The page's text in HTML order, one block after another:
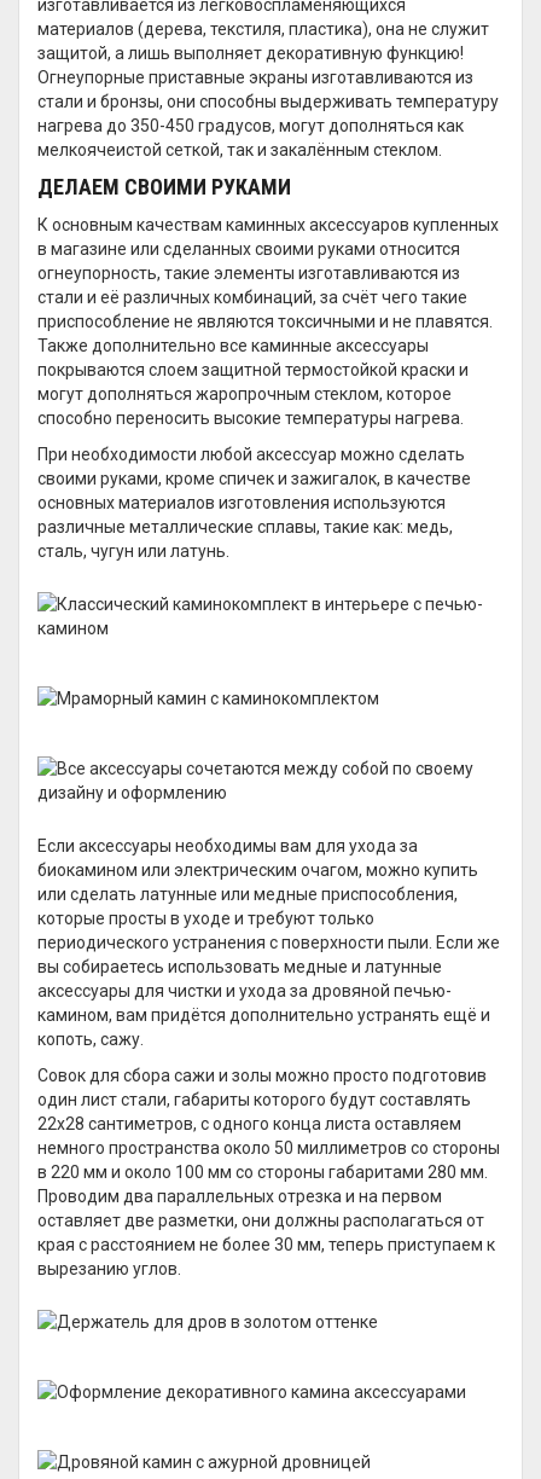
изготавливается из легковоспламеняющихся
материалов (дерева, текстиля, пластика), она не служит
защитой, а лишь выполняет декоративную функцию!
Огнеупорные приставные экраны изготавливаются из
стали и бронзы, они способны выдерживать температуру
нагрева до 350-450 градусов, могут дополняться как
мелкоячеистой сеткой, так и закалённым стеклом.
ДЕЛАЕМ СВОИМИ РУКАМИ
К основным качествам каминных аксессуаров купленных
в магазине или сделанных своими руками относится
огнеупорность, такие элементы изготавливаются из
стали и её различных комбинаций, за счёт чего такие
приспособление не являются токсичными и не плавятся.
Также дополнительно все каминные аксессуары
покрываются слоем защитной термостойкой краски и
могут дополняться жаропрочным стеклом, которое
способно переносить высокие температуры нагрева.
При необходимости любой аксессуар можно сделать
своими руками, кроме спичек и зажигалок, в качестве
основных материалов изготовления используются
различные металлические сплавы, такие как: медь,
сталь, чугун или латунь.
Если аксессуары необходимы вам для ухода за
биокамином или электрическим очагом, можно купить
или сделать латунные или медные приспособления,
которые просты в уходе и требуют только
периодического устранения с поверхности пыли. Если же
вы собираетесь использовать медные и латунные
аксессуары для чистки и ухода за дровяной печью-
камином, вам придётся дополнительно устранять ещё и
копоть, сажу.
Совок для сбора сажи и золы можно просто подготовив
один лист стали, габариты которого будут составлять
22х28 сантиметров, с одного конца листа оставляем
немного пространства около 50 миллиметров со стороны
в 220 мм и около 100 мм со стороны габаритами 280 мм.
Проводим два параллельных отрезка и на первом
оставляет две разметки, они должны располагаться от
края с расстоянием не более 30 мм, теперь приступаем к
вырезанию углов.